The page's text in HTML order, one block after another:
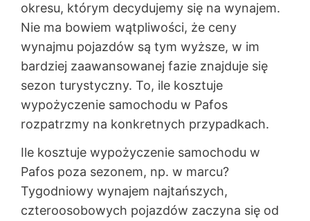
okresu, którym decydujemy się na wynajem.
Nie ma bowiem wątpliwości, że ceny
wynajmu pojazdów są tym wyższe, w im
bardziej zaawansowanej fazie znajduje się
sezon turystyczny. To, ile kosztuje
wypożyczenie samochodu w Pafos
rozpatrzmy na konkretnych przypadkach.
Ile kosztuje wypożyczenie samochodu w
Pafos poza sezonem, np. w marcu?
Tygodniowy wynajem najtańszych,
czteroosobowych pojazdów zaczyna się od